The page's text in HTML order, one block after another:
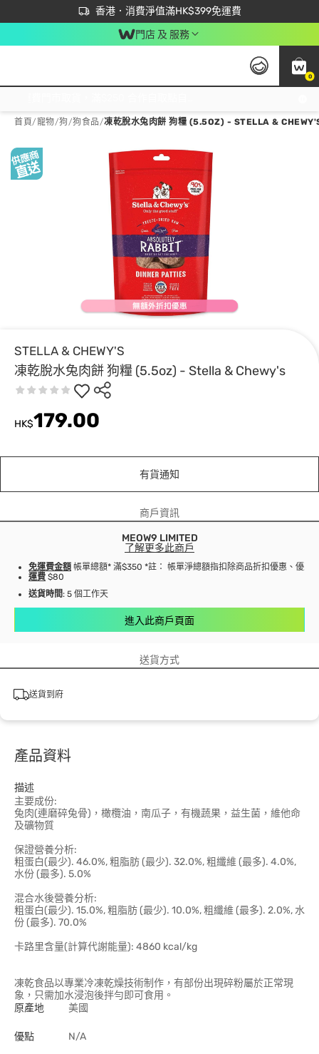
香港．消費淨值滿HK$399免運費
立即成為易賞錢會員盡享獨家優惠
首次APP下單買滿$450 輸入 NEWAPP 即減$50
門店 及 服務
0
首頁/寵物/狗/狗食品/凍乾脫水兔肉餅 狗糧 (5.5OZ) - STELLA &
STELLA & CHEWY'S
凍乾脫水兔肉餅 狗糧 (5.5oz) - Stella & Chewy's
HK$179.00
有貨通知
商戶資訊
MEOW9 LIMITED
了解更多此商戶
免運費金額 帳單總額* 滿$350 *註： 帳單淨總額指扣除商品折扣優惠、優惠
運費 $80
送貨時間: 5 個工作天
進入此商戶頁面
送貨方式
送貨到府
產品資料
描述
主要成份:
兔肉(連磨碎兔骨)，橄欖油，南瓜子，有機蔬果，益生菌，維他命
及礦物質
保證營養分析:
粗蛋白(最少). 46.0%, 粗脂肪 (最少). 32.0%, 粗纖維 (最多). 4.0%,
水份 (最多). 5.0%
混合水後營養分析:
粗蛋白(最少). 15.0%, 粗脂肪 (最少). 10.0%, 粗纖維 (最多). 2.0%, 水
份 (最多). 70.0%
卡路里含量(計算代謝能量): 4860 kcal/kg
凍乾食品以專業冷凍乾燥技術制作，有部份出現碎粉屬於正常現
象，只需加水浸泡後拌勻即可食用。
原產地
美國
優點 N/A